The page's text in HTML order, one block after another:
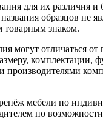
для их различия и
образцов не
товарным знаком.
могут отличаться от
комплектации,
производителями
мебели по
по